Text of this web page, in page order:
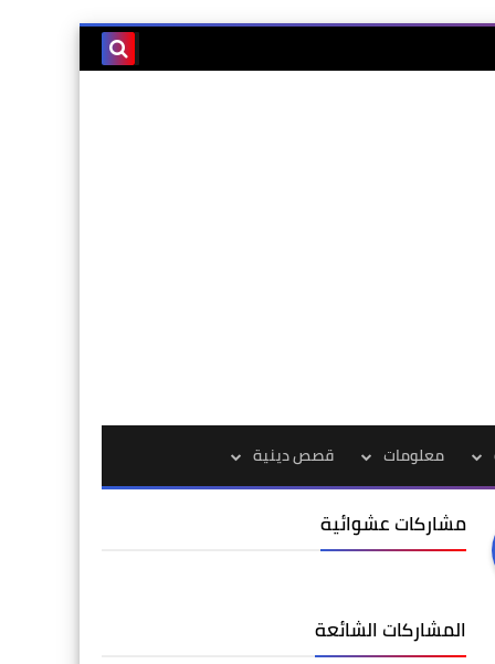
معلومات قصص دينية
مشاركات عشوائية
المشاركات الشائعة